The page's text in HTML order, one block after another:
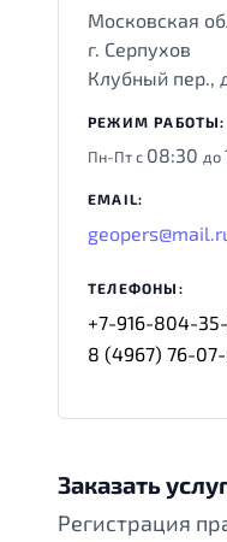
Московская
г. Серпухов
Клубный пер.,
РЕЖИМ РАБОТЫ:
Пн-Пт с 08:30 до
EMAIL:
ТЕЛЕФОНЫ:
+7-916-804-
8 (4967) 76-
Заказать
Регистрация